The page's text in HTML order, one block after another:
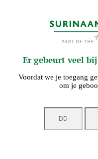
Er gebeurt veel
Voordat we je toegang
om je